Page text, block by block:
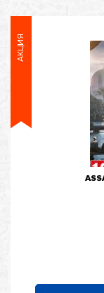
АКЦИЯ